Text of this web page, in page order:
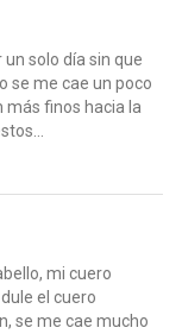
solo día sin que
se me cae un poco
más finos hacia la
mi cuero
el cuero
se me cae mucho